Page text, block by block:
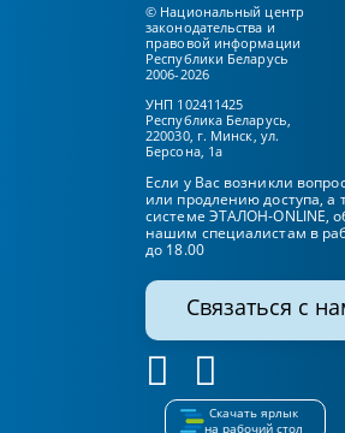
© Национальный центр
законодательства и
правовой информации
Республики Беларусь
2006-2026
УНП 102411425
Республика Беларусь,
220030, г. Минск, ул.
Берсона, 1а
Если у Вас возникли
или продлению доступа, а
системе ЭТАЛОН-ONLINE,
нашим специалистам в
до 18.00
Связаться с
Скачать ярлык
на рабочий стол